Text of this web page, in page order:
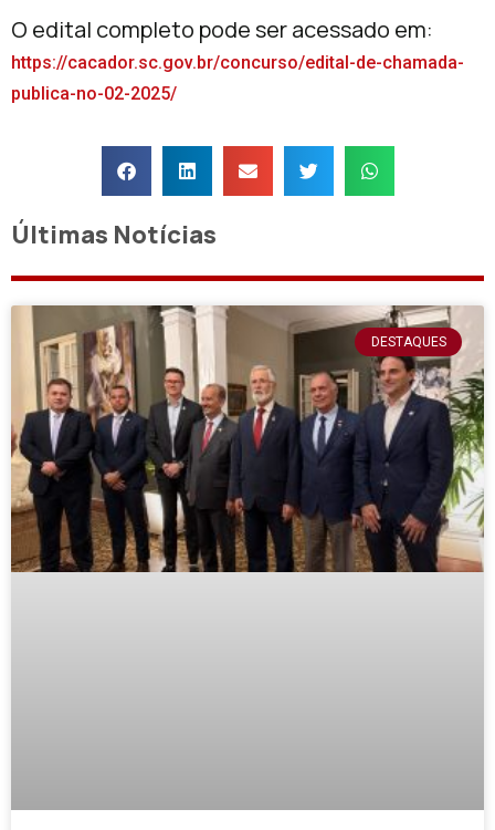
O edital completo pode ser acessado em:
https://cacador.sc.gov.br/concurso/edital-de-chamada-
publica-no-02-2025/
Últimas Notícias
DESTAQUES